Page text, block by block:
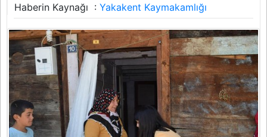
Haberin Kaynağı : Yakakent Kaymakamlığı